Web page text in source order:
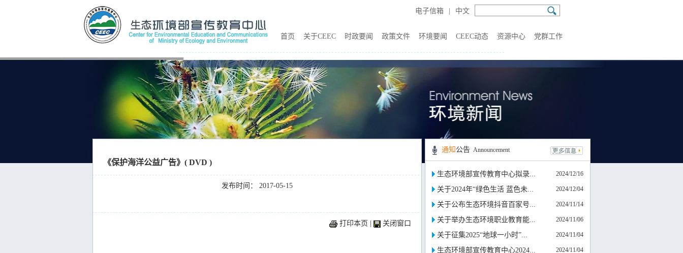
电子信箱 中文
首页 关于CEEC 时政要闻 政策文件 环境要闻 CEEC动态 资源中心 党群工作
《保护海洋公益广告》( DVD )
发布时间： 2017-05-15
打印本页 关闭窗口
通知 公告 Announcement
2024/12/16
生态环境部宣传教育中心拟录...
2024/12/04
关于2024年“绿色生活 蓝色未...
2024/11/14
关于公布生态环境抖音百家号...
2024/11/06
关于举办生态环境职业教育能...
2024/11/04
关于征集2025“地球一小时”...
2024/11/04
生态环境部宣传教育中心2024...